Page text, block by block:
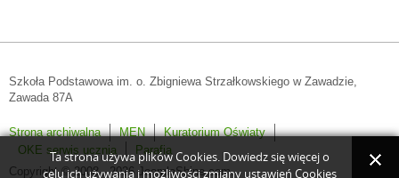
Szkoła Podstawowa im. o. Zbigniewa Strzałkowskiego w Zawadzie,
Zawada 87A
Strona archiwalna MEN
Kuratorium Oświaty
OKE serwis ucznia
Parafia
Copyright © 2008 - 2026 JoomlaShine.com.
Ta strona używa plików Cookies. Dowiedz się więcej o
celu ich używania i możliwości zmiany ustawień Cookies